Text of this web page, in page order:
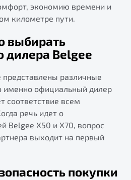
экономию времени и
километре пути.
выбирать
дилера Belgee
различные
именно официальный дилер
соответствие всем
речь идет о
Belgee X50 и X70, вопрос
выходит на первый
покупки